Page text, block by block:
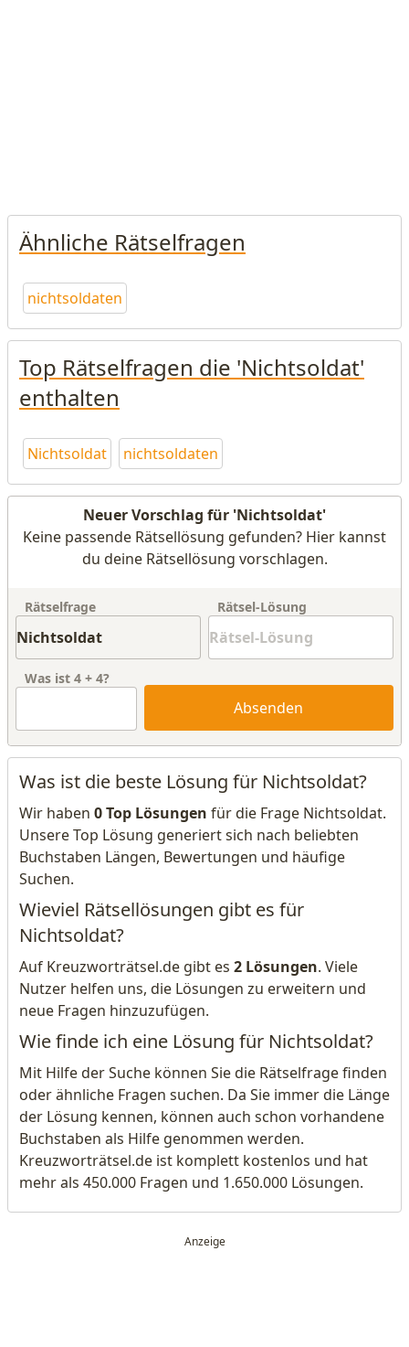
Ähnliche Rätselfragen
nichtsoldaten
Top Rätselfragen die 'Nichtsoldat'
enthalten
Nichtsoldat nichtsoldaten
Neuer Vorschlag für 'Nichtsoldat'
Keine passende Rätsellösung gefunden? Hier kannst
du deine Rätsellösung vorschlagen.
Rätselfrage Rätsel-Lösung
Was ist 4 + 4?
Absenden
Was ist die beste Lösung für Nichtsoldat?
Wir haben 0 Top Lösungen für die Frage Nichtsoldat.
Unsere Top Lösung generiert sich nach beliebten
Buchstaben Längen, Bewertungen und häufige
Suchen.
Wieviel Rätsellösungen gibt es für
Nichtsoldat?
Auf Kreuzworträtsel.de gibt es 2 Lösungen. Viele
Nutzer helfen uns, die Lösungen zu erweitern und
neue Fragen hinzuzufügen.
Wie finde ich eine Lösung für Nichtsoldat?
Mit Hilfe der Suche können Sie die Rätselfrage finden
oder ähnliche Fragen suchen. Da Sie immer die Länge
der Lösung kennen, können auch schon vorhandene
Buchstaben als Hilfe genommen werden.
Kreuzworträtsel.de ist komplett kostenlos und hat
mehr als 450.000 Fragen und 1.650.000 Lösungen.